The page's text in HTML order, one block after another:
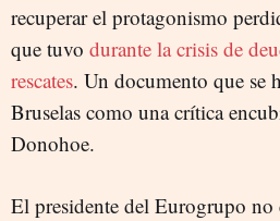
recuperar el protagonismo
que tuvo durante la crisis de
rescates. Un documento que se
Bruselas como una crítica
Donohoe.
El presidente del Eurogrupo no